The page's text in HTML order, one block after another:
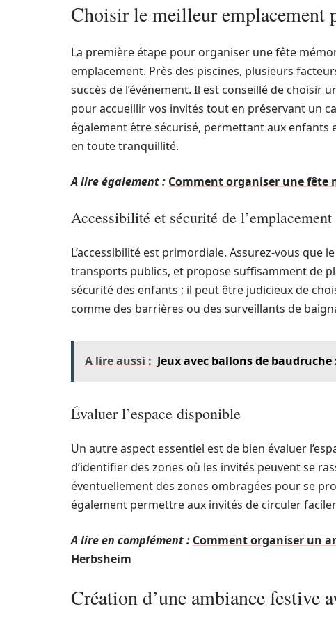
Choisir le meilleur emplacement
La première étape pour organiser une fête
emplacement. Près des piscines, plusieurs
succès de l’événement. Il est conseillé de choisir
pour accueillir vos invités tout en préservant un
également être sécurisé, permettant aux
en toute tranquillité.
A lire également : Comment organiser une fête
Accessibilité et sécurité de l’emplacement
L’accessibilité est primordiale. Assurez-vous que
transports publics, et propose suffisamment de
sécurité des enfants ; il peut être judicieux de
comme des barrières ou des surveillants de
A lire aussi : Jeux avec ballons de
Évaluer l’espace disponible
Un autre aspect essentiel est de bien évaluer
d’identifier des zones où les invités peuvent se
éventuellement des zones ombragées pour se
également permettre aux invités de circuler
A lire en complément : Comment organiser un
Herbsheim
Création d’une ambiance festive